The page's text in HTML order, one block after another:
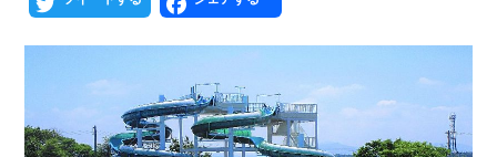
Twitter
北海道、東北
プールタイプ